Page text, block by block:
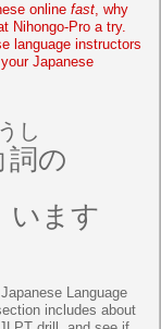
online fast, why
Nihongo-Pro a try.
language instructors
Japanese
詞
し
の
ます
Language
includes about